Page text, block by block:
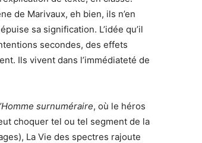
de Marivaux, eh bien, ils n’en
sa signification. L’idée qu’il
secondes, des effets
Ils vivent dans l’immédiateté de
surnuméraire, où le héros
choquer tel ou tel segment de la
La Vie des spectres rajoute